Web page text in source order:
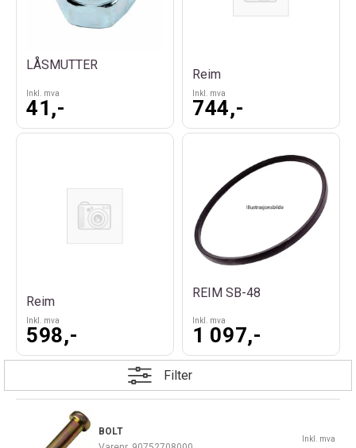
LÅSMUTTER
Inkl. mva
41,-
Reim
Inkl. mva
744,-
Reim
Inkl. mva
598,-
REIM SB-48
Inkl. mva
1 097,-
Filter
BOLT
Inkl. mva